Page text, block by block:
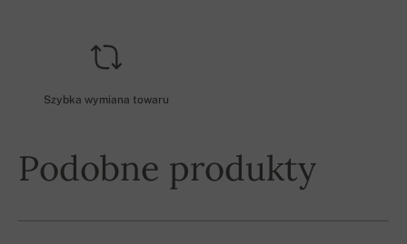
Szybka wymiana towaru
Podobne produkty